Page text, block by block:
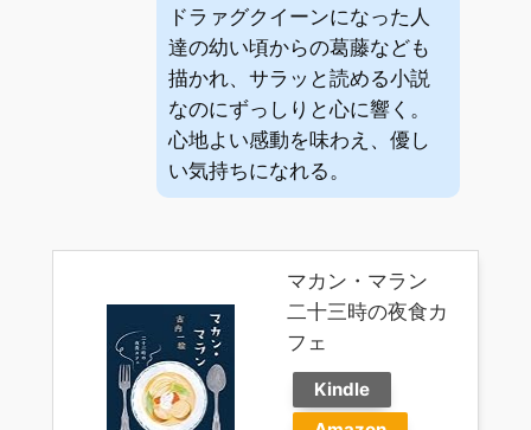
ドラァグクイーンになった人
達の幼い頃からの葛藤なども
描かれ、サラッと読める小説
なのにずっしりと心に響く。
心地よい感動を味わえ、優し
い気持ちになれる。
マカン・マラン
二十三時の夜食カ
フェ
Kindle